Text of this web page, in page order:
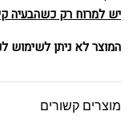
יש למרוח רק כשהבעיה
המוצר לא ניתן לשימוש
מוצרים קשורים